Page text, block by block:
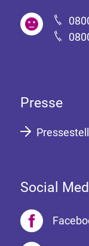
Presse
Social